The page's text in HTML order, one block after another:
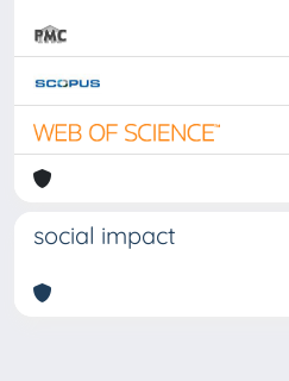
social impact